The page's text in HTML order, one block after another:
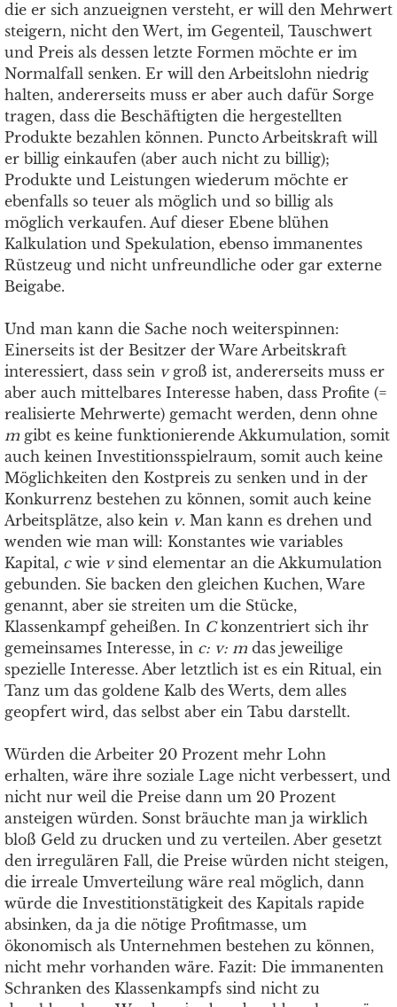
die er sich anzueignen versteht, er will den Mehrwert
steigern, nicht den Wert, im Gegenteil, Tauschwert
und Preis als dessen letzte Formen möchte er im
Normalfall senken. Er will den Arbeitslohn niedrig
halten, andererseits muss er aber auch dafür Sorge
tragen, dass die Beschäftigten die hergestellten
Produkte bezahlen können. Puncto Arbeitskraft will
er billig einkaufen (aber auch nicht zu billig);
Produkte und Leistungen wiederum möchte er
ebenfalls so teuer als möglich und so billig als
möglich verkaufen. Auf dieser Ebene blühen
Kalkulation und Spekulation, ebenso immanentes
Rüstzeug und nicht unfreundliche oder gar externe
Beigabe.
Und man kann die Sache noch weiterspinnen:
Einerseits ist der Besitzer der Ware Arbeitskraft
interessiert, dass sein v groß ist, andererseits muss er
aber auch mittelbares Interesse haben, dass Profite (=
realisierte Mehrwerte) gemacht werden, denn ohne
m gibt es keine funktionierende Akkumulation, somit
auch keinen Investitionsspielraum, somit auch keine
Möglichkeiten den Kostpreis zu senken und in der
Konkurrenz bestehen zu können, somit auch keine
Arbeitsplätze, also kein v. Man kann es drehen und
wenden wie man will: Konstantes wie variables
Kapital, c wie v sind elementar an die Akkumulation
gebunden. Sie backen den gleichen Kuchen, Ware
genannt, aber sie streiten um die Stücke,
Klassenkampf geheißen. In Ckonzentriert sich ihr
gemeinsames Interesse, in c: v: m das jeweilige
spezielle Interesse. Aber letztlich ist es ein Ritual, ein
Tanz um das goldene Kalb des Werts, dem alles
geopfert wird, das selbst aber ein Tabu darstellt.
Würden die Arbeiter 20 Prozent mehr Lohn
erhalten, wäre ihre soziale Lage nicht verbessert, und
nicht nur weil die Preise dann um 20 Prozent
ansteigen würden. Sonst bräuchte man ja wirklich
bloß Geld zu drucken und zu verteilen. Aber gesetzt
den irregulären Fall, die Preise würden nicht steigen,
die irreale Umverteilung wäre real möglich, dann
würde die Investitionstätigkeit des Kapitals rapide
absinken, da ja die nötige Profitmasse, um
ökonomisch als Unternehmen bestehen zu können,
nicht mehr vorhanden wäre. Fazit: Die immanenten
Schranken des Klassenkampfs sind nicht zu